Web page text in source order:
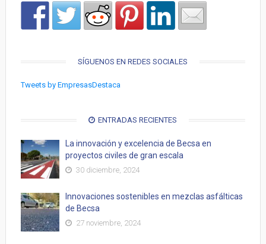
SÍGUENOS EN REDES SOCIALES
Tweets by EmpresasDestaca
ENTRADAS RECIENTES
La innovación y excelencia de Becsa en
proyectos civiles de gran escala
30 diciembre, 2024
Innovaciones sostenibles en mezclas asfálticas
de Becsa
27 noviembre, 2024